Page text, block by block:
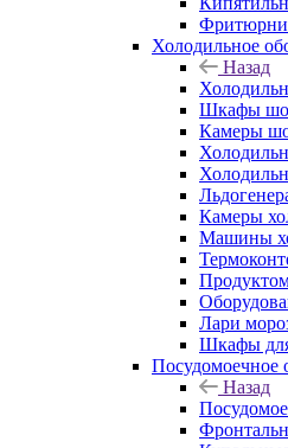
Холодильное
Назад
Шкафы
Камеры
Камеры
Машины
Лари
Шкафы
Посудомоечное
Назад